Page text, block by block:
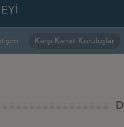
Karşı Kanat Kuruluşlar